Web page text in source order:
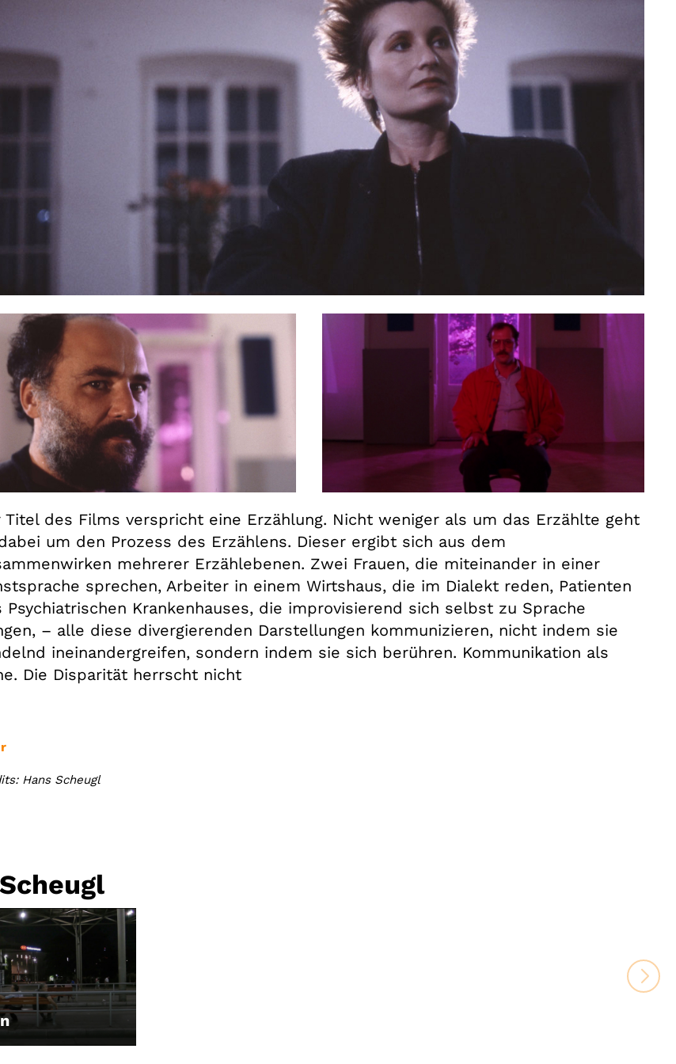
Titel des Films verspricht eine Erzählung. Nicht weniger als um das Erzählte geht
um den Prozess des Erzählens. Dieser ergibt sich aus dem
mehrerer Erzählebenen. Zwei Frauen, die miteinander in einer
sprechen, Arbeiter in einem Wirtshaus, die im Dialekt reden, Patienten
Psychiatrischen Krankenhauses, die improvisierend sich selbst zu Sprache
– alle diese divergierenden Darstellungen kommunizieren, nicht indem sie
ineinandergreifen, sondern indem sie sich berühren. Kommunikation als
Die Disparität herrscht nicht
Hans Scheugl